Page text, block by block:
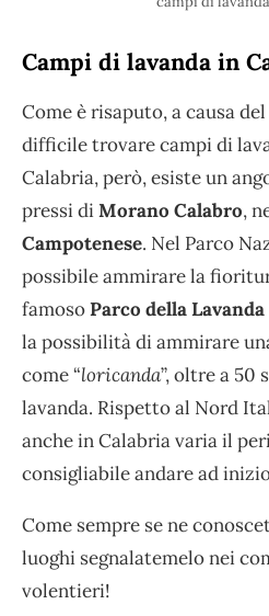
Campi di lavanda in
Come è risaputo, a causa
difficile trovare campi di
Calabria, però, esiste un
pressi diMorano Calabro,
Campotenese. Nel Parco
possibile ammirare la
famosoParco della Lavanda
la possibilità di ammirare
come “loricanda”, oltre a 50
lavanda. Rispetto al Nord
anche in Calabria varia il
consigliabile andare ad
Come sempre se ne
luoghi segnalatemelo nei
volentieri!